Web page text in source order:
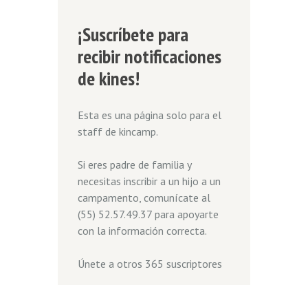
¡Suscríbete para
recibir notificaciones
de kines!
Esta es una página solo para el
staff de kincamp.
Si eres padre de familia y
necesitas inscribir a un hijo a un
campamento, comunícate al
(55) 52.57.49.37 para apoyarte
con la información correcta.
Únete a otros 365 suscriptores